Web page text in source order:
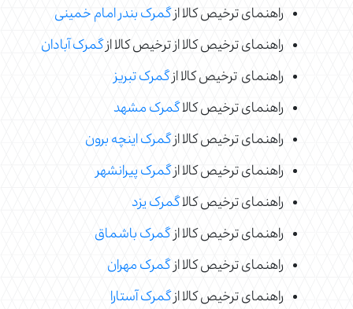
راهنمای ترخیص کالا ازگمرک بندر امام خمینی
راهنمای ترخیص کالا از ترخیص کالا ازگمرک آبادان
راهنمای ترخیص کالا ازگمرک تبریز
راهنمای ترخیص کالاگمرک مشهد
راهنمای ترخیص کالا ازگمرک اینچه برون
راهنمای ترخیص کالا ازگمرک پیرانشهر
راهنمای ترخیص کالاگمرک یزد
راهنمای ترخیص کالا ازگمرک باشماق
راهنمای ترخیص کالا ازگمرک مهران
راهنمای ترخیص کالا ازگمرک آستارا